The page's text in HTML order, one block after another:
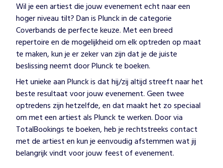
Wil je een artiest die jouw evenement echt naar een
hoger niveau tilt? Dan is Plunck in de categorie
Coverbands de perfecte keuze. Met een breed
repertoire en de mogelijkheid om elk optreden op maat
te maken, kun je er zeker van zijn dat je de juiste
beslissing neemt door Plunck te boeken.
Het unieke aan Plunck is dat hij/zij altijd streeft naar het
beste resultaat voor jouw evenement. Geen twee
optredens zijn hetzelfde, en dat maakt het zo speciaal
om met een artiest als Plunck te werken. Door via
TotalBookings te boeken, heb je rechtstreeks contact
met de artiest en kun je eenvoudig afstemmen wat jij
belangrijk vindt voor jouw feest of evenement.